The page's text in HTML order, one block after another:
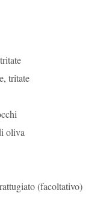
tritate
oliva
(facoltativo)